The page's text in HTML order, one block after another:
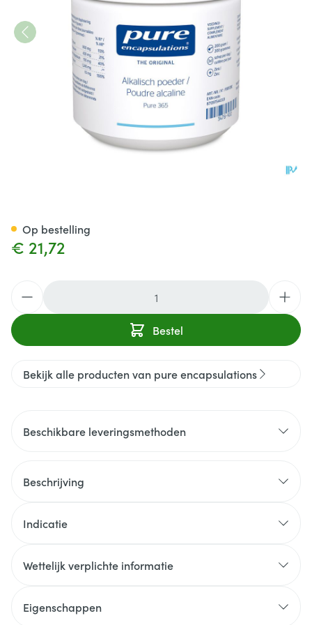
€ 21,72
Bestel
Op bestelling
Bekijk alle producten van pure encapsulations
Beschikbare leveringsmethoden
Beschrijving
Indicatie
Wettelijk verplichte informatie
Eigenschappen